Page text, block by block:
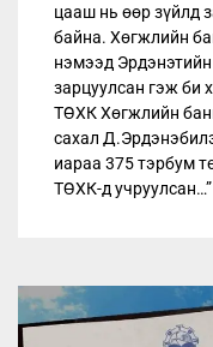
цааш нь өөр зүйлд
байна. Хөгжлийн
нэмээд
зарцуулсан гэж би
ТӨХК Хөгжлийн
сахал
иараа 375 тэрбум
ТӨХК-д